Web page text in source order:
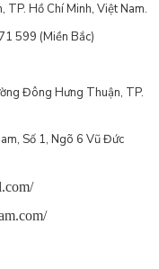
TP. Hồ Chí Minh, Việt Nam.
599 (Miền Bắc)
Đông Hưng Thuận, TP.
Số 1, Ngõ 6 Vũ Đức